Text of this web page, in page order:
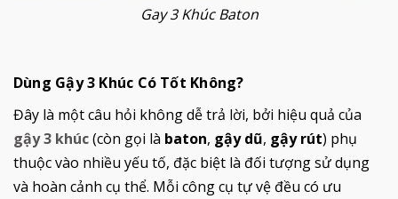
Gay 3 Khúc Baton
Dùng Gậy 3 Khúc Có Tốt Không?
Đây là một câu hỏi không dễ trả lời, bởi hiệu quả của
gậy 3 khúc(còn gọi là baton, gậy dũ, gậy rút) phụ
thuộc vào nhiều yếu tố, đặc biệt là đối tượng sử dụng
và hoàn cảnh cụ thể. Mỗi công cụ tự vệ đều có ưu